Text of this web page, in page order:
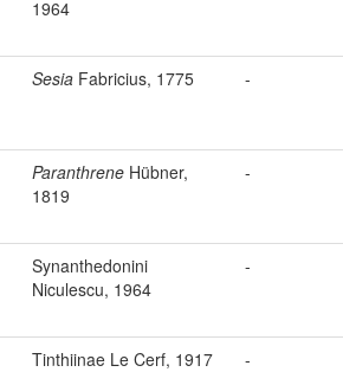
1964
Sesia Fabricius, 1775 -
Paranthrene Hübner,
1819
-
Synanthedonini
Niculescu, 1964
-
Tinthiinae Le Cerf, 1917 -